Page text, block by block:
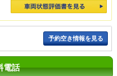
予約空き情報を見る
電話